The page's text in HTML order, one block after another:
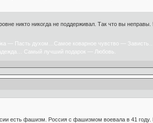
никто никогда не поддерживал. Так что вы неправы.
— Пасть духом…Самое коварное чувство —
Самый лучший подарок — Любовь.
есть фашизм. Россия с фашизмом воевала в 41